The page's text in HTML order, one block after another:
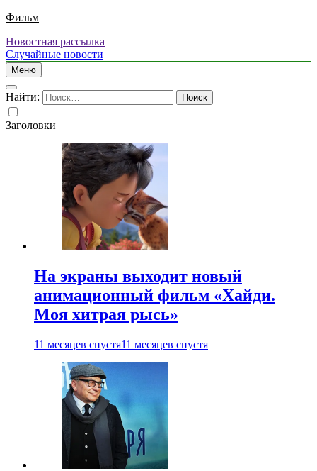
Фильм
Новостная рассылка
Случайные новости
Меню
Найти:
Заголовки
На экраны выходит новый
анимационный фильм «Хайди.
Моя хитрая рысь»
11 месяцев спустя11 месяцев спустя